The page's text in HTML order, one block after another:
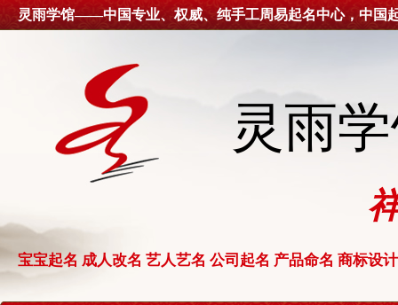
灵雨学馆——中国专业、权威、纯手工周易起名中心，中国
灵雨
宝宝起名 成人改名 艺人艺名 公司起名 产品命名 商标设计